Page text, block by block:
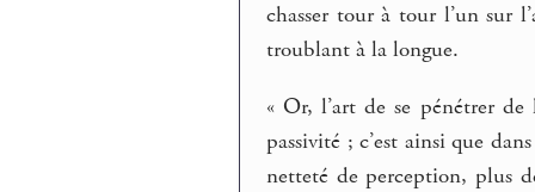
chasser tour à tour l’un sur
troublant à la longue.
« Or, l’art de se pénétrer
passivité ; c’est ainsi que
netteté de perception, plus